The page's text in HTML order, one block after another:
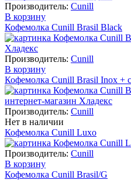
Производитель: Cunill
В корзину
Кофемолка Cunill Brasil Black
Производитель: Cunill
В корзину
Кофемолка Cunill Brasil Inox +
Производитель: Cunill
Нет в наличии
Кофемолка Cunill Luxo
Производитель: Cunill
В корзину
Кофемолка Cunill Brasil/G